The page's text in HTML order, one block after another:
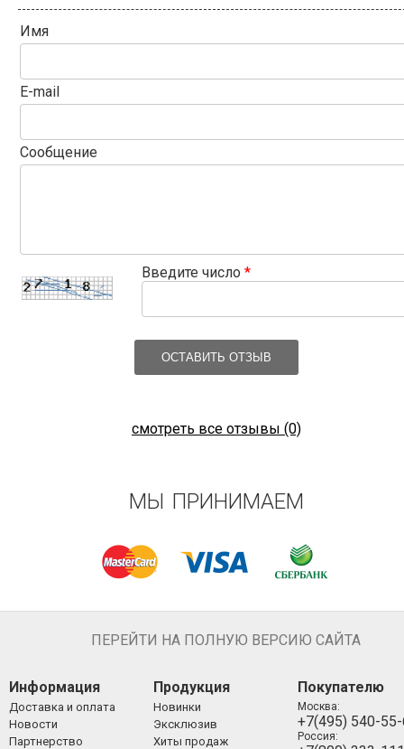
Имя
E-mail
Сообщение
Введите число *
ОСТАВИТЬ ОТЗЫВ
смотреть все отзывы (0)
МЫ ПРИНИМАЕМ
ПЕРЕЙТИ НА ПОЛНУЮ ВЕРСИЮ САЙТА
Информация
Доставка и оплата
Новости
Партнерство
Продукция
Новинки
Эксклюзив
Хиты продаж
Покупателю
Москва:
+7(495) 540-
Россия: